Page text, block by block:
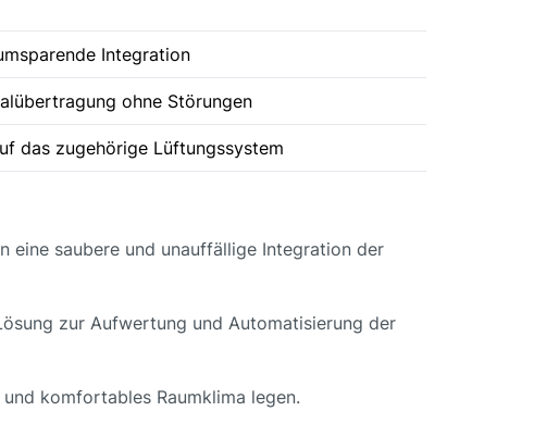
Integration
ohne Störungen
das zugehörige Lüftungssystem
eine saubere und unauffällige Integration der
zur Aufwertung und Automatisierung der
komfortables Raumklima legen.